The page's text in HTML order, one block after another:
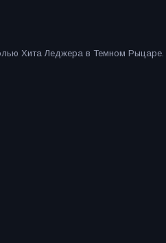
Хита Леджера в Темном